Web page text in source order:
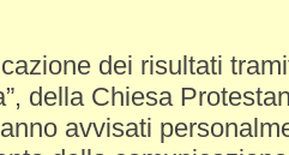
dei risultati
della Chiesa
avvisati